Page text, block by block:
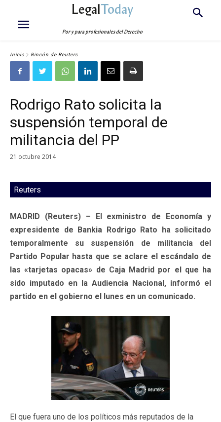
LegalToday
Por y para profesionales del Derecho
Inicio Rincón de Reuters
Rodrigo Rato solicita la
suspensión temporal de
militancia del PP
21 octubre 2014
Reuters
MADRID (Reuters) – El exministro de Economía y
expresidente de Bankia Rodrigo Rato ha solicitado
temporalmente su suspensión de militancia del
Partido Popular hasta que se aclare el escándalo de
las «tarjetas opacas» de Caja Madrid por el que ha
sido imputado en la Audiencia Nacional, informó el
partido en el gobierno el lunes en un comunicado.
El que fuera uno de los políticos más reputados de la